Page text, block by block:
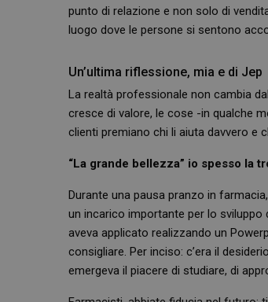
punto di relazione e non solo di
luogo dove le persone si sentono
Un’ultima riflessione, mia e di Jep
La realtà professionale non cambia
cresce di valore, le cose -in qualche
clienti premiano chi li aiuta davvero e
“La grande bellezza” io spesso la
Durante una pausa pranzo in
un incarico importante per lo
aveva applicato realizzando un
consigliare. Per inciso: c’era il
emergeva il piacere di studiare, di